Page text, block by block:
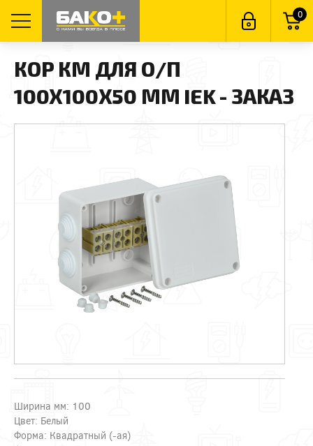
0
КОР КМ ДЛЯ О/П
100Х100Х50 ММ IEK - ЗАКАЗ
Ширина мм: 100
Цвет: Белый
Форма: Квадратный (-ая)